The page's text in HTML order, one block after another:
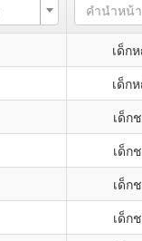
คำนำหน้า
เด็ก
เด็ก
เด็ก
เด็ก
เด็ก
เด็ก